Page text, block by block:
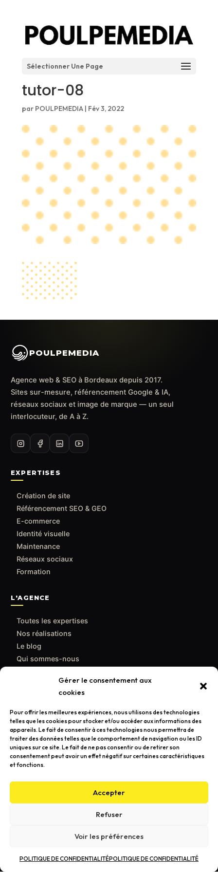
Gérer le consentement aux
cookies
Pour offrir les meilleures expériences, nous utilisons des technologies
telles que les cookies pour stocker et/ou accéder aux informations des
appareils. Le fait de consentir à ces technologies nous permettra de
traiter des données telles que le comportement de navigation ou les ID
uniques sur ce site. Le fait de ne pas consentir ou de retirer son
consentement peut avoir un effet négatif sur certaines caractéristiques
et fonctions.
Accepter
Refuser
Voir les préférences
POLITIQUE DE CONFIDENTIALITÉPOLITIQUE DE CONFIDENTIALITÉ
Sélectionner Une Page
tutor-08
par POULPEMEDIA| Fév 3, 2022
POULPEMEDIA
Agence web & SEO à Bordeaux depuis 2017.
Sites sur-mesure, référencement Google & IA,
réseaux sociaux et image de marque — un seul
interlocuteur, de A à Z.
EXPERTISES
Création de site
Référencement SEO & GEO
E-commerce
Identité visuelle
Maintenance
Réseaux sociaux
Formation
L'AGENCE
Toutes les expertises
Nos réalisations
Le blog
Qui sommes-nous
support@poulpemedia.fr
07 62 01 54 84
Bordeaux & Gironde — Caudéran
Politique de confidentialité
Bordeaux🐙